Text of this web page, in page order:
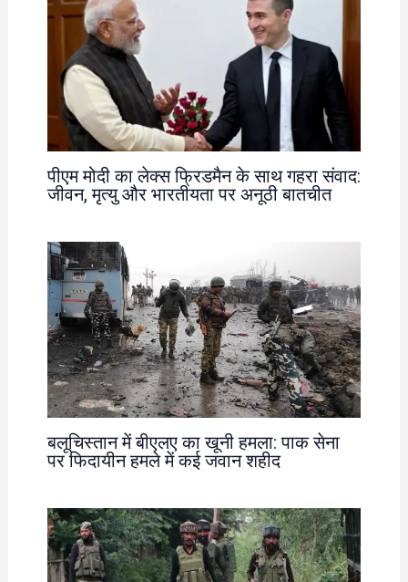
पीएम मोदी का लेक्स फ्रिडमैन के साथ गहरा संवाद:
जीवन, मृत्यु और भारतीयता पर अनूठी बातचीत
बलूचिस्तान में बीएलए का खूनी हमला: पाक सेना
पर फिदायीन हमले में कई जवान शहीद